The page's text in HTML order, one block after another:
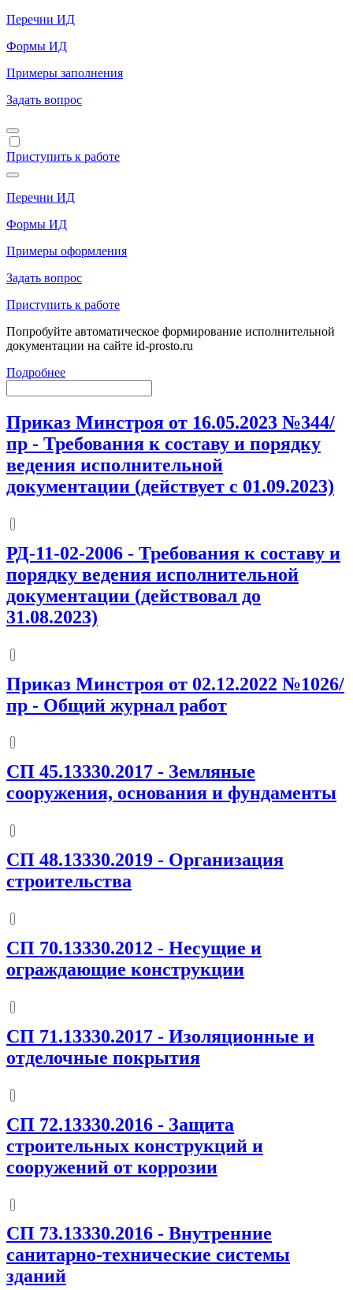
Перечни ИД
Формы ИД
Примеры заполнения
Задать вопрос
Приступить к работе
Перечни ИД
Формы ИД
Примеры оформления
Задать вопрос
Приступить к работе
Попробуйте автоматическое формирование исполнительной
документации на сайте id-prosto.ru
Подробнее
Приказ Минстроя от 16.05.2023 №344/
пр - Требования к составу и порядку
ведения исполнительной
документации (действует с 01.09.2023)
РД-11-02-2006 - Требования к составу и
порядку ведения исполнительной
документации (действовал до
31.08.2023)
Приказ Минстроя от 02.12.2022 №1026/
пр - Общий журнал работ
СП 45.13330.2017 - Земляные
сооружения, основания и фундаменты
СП 48.13330.2019 - Организация
строительства
СП 70.13330.2012 - Несущие и
ограждающие конструкции
СП 71.13330.2017 - Изоляционные и
отделочные покрытия
СП 72.13330.2016 - Защита
строительных конструкций и
сооружений от коррозии
СП 73.13330.2016 - Внутренние
санитарно-технические системы
зданий